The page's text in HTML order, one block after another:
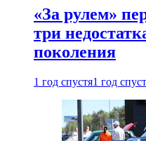
«За рулем»
три
поколения
1 год спустя1 год